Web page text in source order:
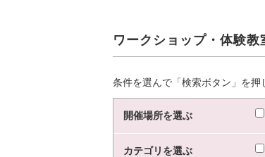
ワークショップ・体験教
条件を選んで「検索ボタン」を押
開催場所を選ぶ
カテゴリを選ぶ